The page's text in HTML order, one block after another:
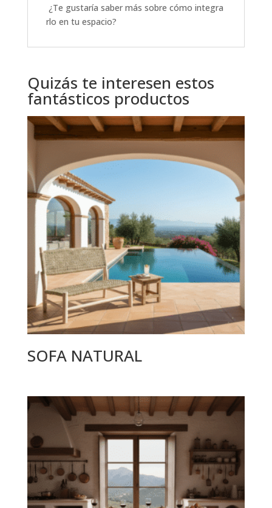
¿Te gustaría saber más sobre cómo integra
rlo en tu espacio?
Quizás te interesen estos
fantásticos productos
SOFA NATURAL